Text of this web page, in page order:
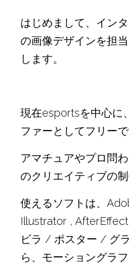
はじめまして、イン
の画像デザインを担
します。
現在esportsを中心に
ファーとしてフリー
アマチュアやプロ問
のクリエイティブの
使えるソフトは、
Illustrator ,
ビラ / ポスター / グ
ら、モーショングラ